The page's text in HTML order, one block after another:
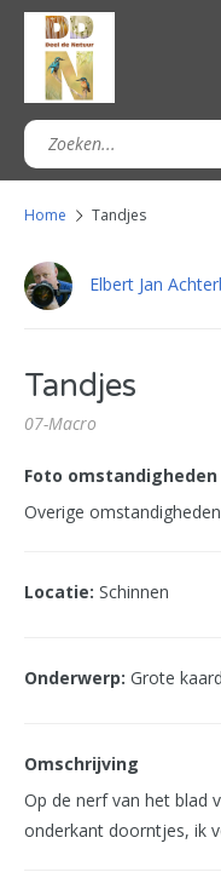
Home Tandjes
Elbert Jan
Tandjes
07-Macro
Foto omstandigheden
Overige omstandigheden
Locatie: Schinnen
Onderwerp: Grote
Omschrijving
Op de nerf van het blad
onderkant doorntjes, ik